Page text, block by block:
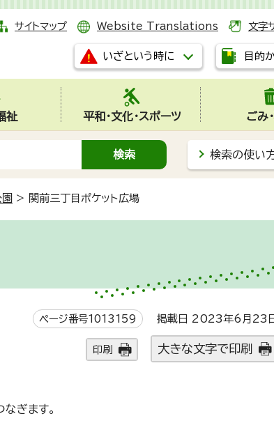
サイトマップ Website Translations 文字
いざという時に 目的
祉 平和・文化・スポーツ ごみ
検索の使い
> 関前三丁目ポケット広場
ページ番号1013159 掲載日 2023年6月23
印刷 大きな文字で印刷
ぎます。